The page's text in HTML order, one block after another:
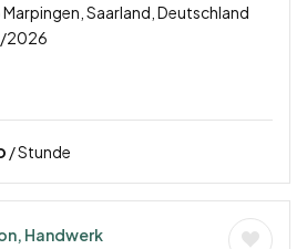
Saarland, Deutschland
2026
/ Stunde
Handwerk